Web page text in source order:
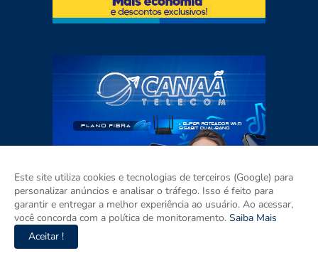
Este site utiliza cookies e tecnologias de terceiros (Google) para
personalizar anúncios e analisar o tráfego. Isso é feito para
garantir e entregar a melhor experiência ao usuário. Ao acessar,
você concorda com a política de monitoramento. Saiba Mais
Aceitar !